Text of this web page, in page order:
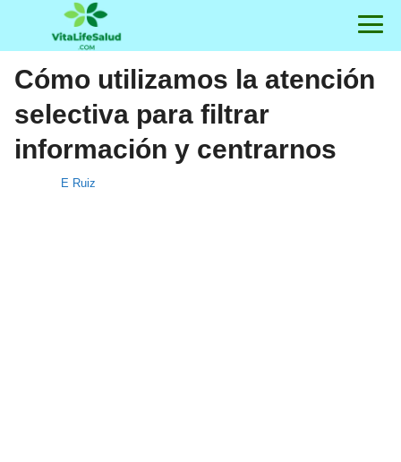
Cómo utilizamos la atención
selectiva para filtrar
información y centrarnos
E Ruiz